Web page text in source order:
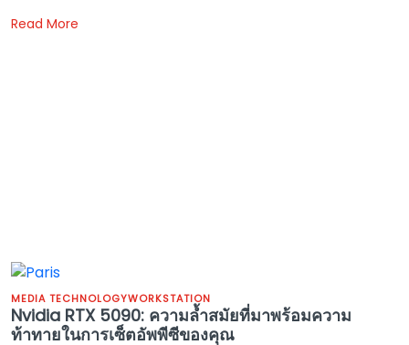
Read More
MEDIA TECHNOLOGYWORKSTATION
Nvidia RTX 5090: ความล้ำสมัยที่มาพร้อมความ
ท้าทายในการเซ็ตอัพพีซีของคุณ